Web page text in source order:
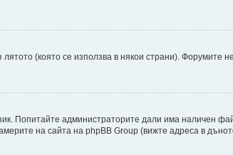
(която се използва в някои страни). Форумите
Попитайте администраторите дали има наличен
на сайта на phpBB Group (вижте адреса в